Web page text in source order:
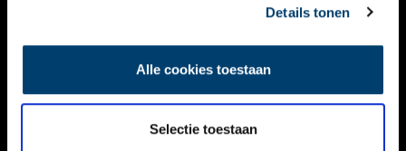
Details tonen
Alle cookies toestaan
Selectie toestaan
ACTIVITEITEN